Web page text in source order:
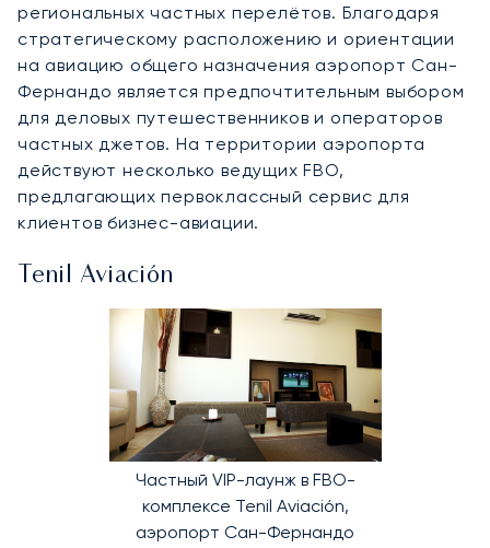
региональных частных перелётов. Благодаря
стратегическому расположению и ориентации
на авиацию общего назначения аэропорт Сан-
Фернандо является предпочтительным выбором
для деловых путешественников и операторов
частных джетов. На территории аэропорта
действуют несколько ведущих FBO,
предлагающих первоклассный сервис для
клиентов бизнес-авиации.
Tenil Aviación
Частный VIP-лаунж в FBO-
комплексе Tenil Aviación,
аэропорт Сан-Фернандо